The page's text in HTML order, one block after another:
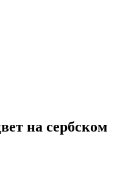
на сербском